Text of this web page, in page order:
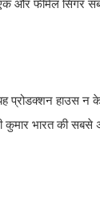
और फीमेल सिंगर
हाउस न
कुमार भारत की सबसे